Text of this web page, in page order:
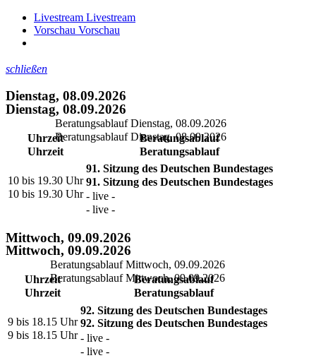
Livestream Livestream
Vorschau Vorschau
schließen
Dienstag, 08.09.2026
Beratungsablauf Dienstag, 08.09.2026
Uhrzeit
Beratungsablauf
10 bis 19.30 Uhr
91. Sitzung des Deutschen Bundestages
- live -
Mittwoch, 09.09.2026
Beratungsablauf Mittwoch, 09.09.2026
Uhrzeit
Beratungsablauf
9 bis 18.15 Uhr
92. Sitzung des Deutschen Bundestages
- live -
Dienstag, 08.09.2026
Beratungsablauf Dienstag, 08.09.2026
Uhrzeit
Beratungsablauf
10 bis 19.30 Uhr
91. Sitzung des Deutschen Bundestages
- live -
Mittwoch, 09.09.2026
Beratungsablauf Mittwoch, 09.09.2026
Uhrzeit
Beratungsablauf
9 bis 18.15 Uhr
92. Sitzung des Deutschen Bundestages
- live -